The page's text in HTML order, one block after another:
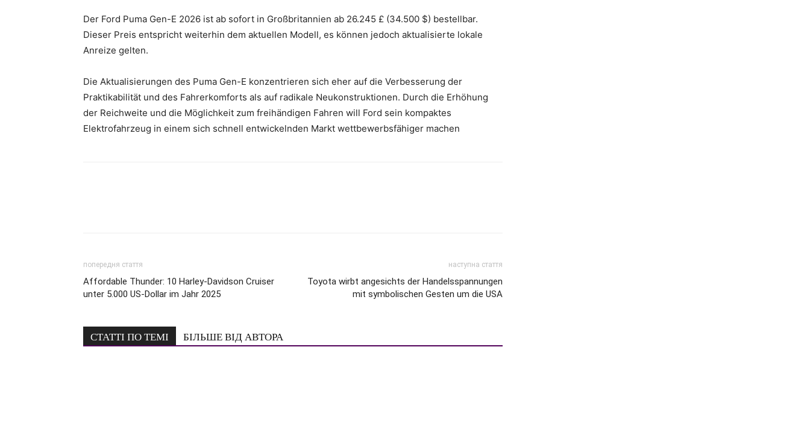
Der Ford Puma Gen-E 2026 ist ab sofort in Großbritannien ab 26.245 £ (34.500 $) bestellbar.
Dieser Preis entspricht weiterhin dem aktuellen Modell, es können jedoch aktualisierte lokale
Anreize gelten.
Die Aktualisierungen des Puma Gen-E konzentrieren sich eher auf die Verbesserung der
Praktikabilität und des Fahrerkomforts als auf radikale Neukonstruktionen. Durch die Erhöhung
der Reichweite und die Möglichkeit zum freihändigen Fahren will Ford sein kompaktes
Elektrofahrzeug in einem sich schnell entwickelnden Markt wettbewerbsfähiger machen
попередня стаття
Affordable Thunder: 10 Harley-Davidson Cruiser
unter 5.000 US-Dollar im Jahr 2025
наступна стаття
Toyota wirbt angesichts der Handelsspannungen
mit symbolischen Gesten um die USA
СТАТТІ ПО ТЕМІ БІЛЬШЕ ВІД АВТОРА